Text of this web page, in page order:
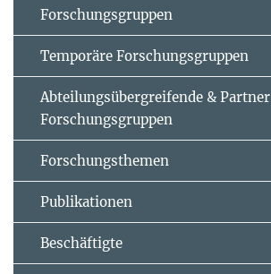
Forschungsgruppen
Temporäre Forschungsgruppen
Abteilungsübergreifende & Partner
Forschungsgruppen
Forschungsthemen
Publikationen
Beschäftigte